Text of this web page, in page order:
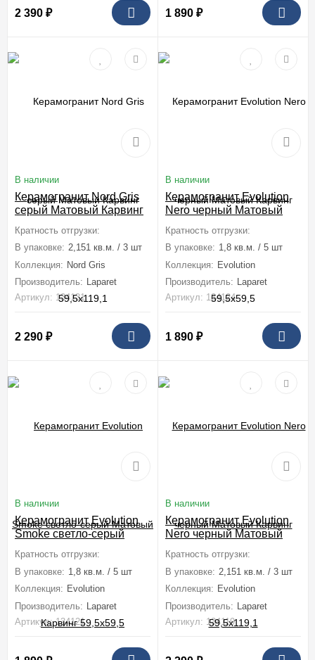
2 390 ₽ 1 890 ₽
В наличии
Керамогранит Nord Gris
серый Матовый Карвинг
Кратность отгрузки:
1 коробка (2,151 м2)
В упаковке: 2,151 кв.м. / 3 шт
Коллекция: Nord Gris
Производитель: Laparet
Артикул: 134131
2 290 ₽
В наличии
Керамогранит Evolution
Nero черный Матовый
Кратность отгрузки:
В упаковке: 1,8 кв.м. / 5 шт
Коллекция: Evolution
Производитель: Laparet
Артикул: 134124
1 890 ₽
В наличии
Керамогранит Evolution
Smoke светло-серый
Матовый Карвинг
59,5x59,5
Кратность отгрузки:
1 коробка (1,8 м2)
В упаковке: 1,8 кв.м. / 5 шт
Коллекция: Evolution
Производитель: Laparet
Артикул: 134121
В наличии
Керамогранит Evolution
Nero черный Матовый
Карвинг 59,5x119,1
Кратность отгрузки:
В упаковке: 2,151 кв.м. / 3 шт
Коллекция: Evolution
Производитель: Laparet
Артикул: 134119